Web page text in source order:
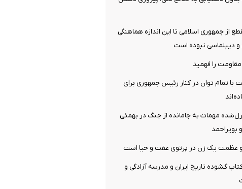
از جمهوری اسلامی تا این اندازه هماهنگی
و دیپلماسی نبوده است
را فهمید
با تمام توان در کنار رئیس جمهوری برای
مهمات به‌ جامانده از جنگ در بهمئی
بویراحمد
یک زن در پرتوی عفت و حیا است
گشوده تاریخ ایران و مدرسه آزادگی و